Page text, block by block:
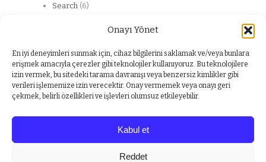
Onayı Yönet
En iyi deneyimleri sunmak için, cihaz bilgilerini saklamak ve/veya bunlara
erişmek amacıyla çerezler gibi teknolojiler kullanıyoruz. Bu teknolojilere
izin vermek, bu sitedeki tarama davranışı veya benzersiz kimlikler gibi
verileri işlememize izin verecektir. Onay vermemek veya onayı geri
çekmek, belirli özellikleri ve işlevleri olumsuz etkileyebilir.
Kabul et
Reddet
Search (6)
web service(2)
Windows(1)
Yabancı dil(1)